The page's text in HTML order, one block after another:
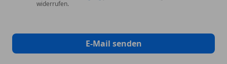
*Lendenwirbelstütze für Beifahrersitz
widerrufen.
E-Mail senden